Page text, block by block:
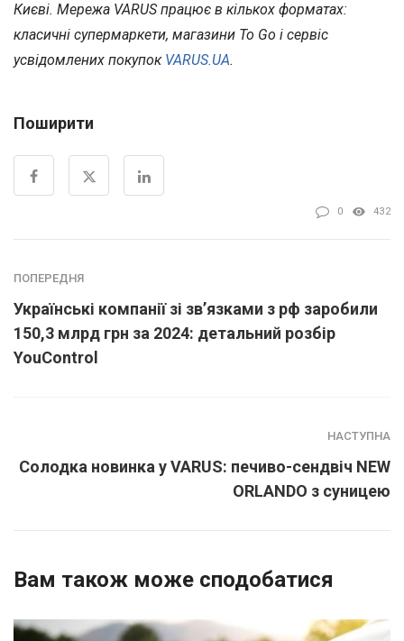
Києві. Мережа VARUS працює в кількох форматах:
класичні супермаркети, магазини To Go і сервіс
усвідомлених покупок VARUS.UA.
Поширити
0 432
ПОПЕРЕДНЯ
Українські компанії зі зв’язками з рф заробили
150,3 млрд грн за 2024: детальний розбір
YouControl
НАСТУПНА
Солодка новинка у VARUS: печиво-сендвіч NEW
ORLANDO з суницею
Вам також може сподобатися